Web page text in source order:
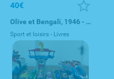
40€
Olive et Bengali, 1946 - revue forties 40s
Sport et loisirs - Livres